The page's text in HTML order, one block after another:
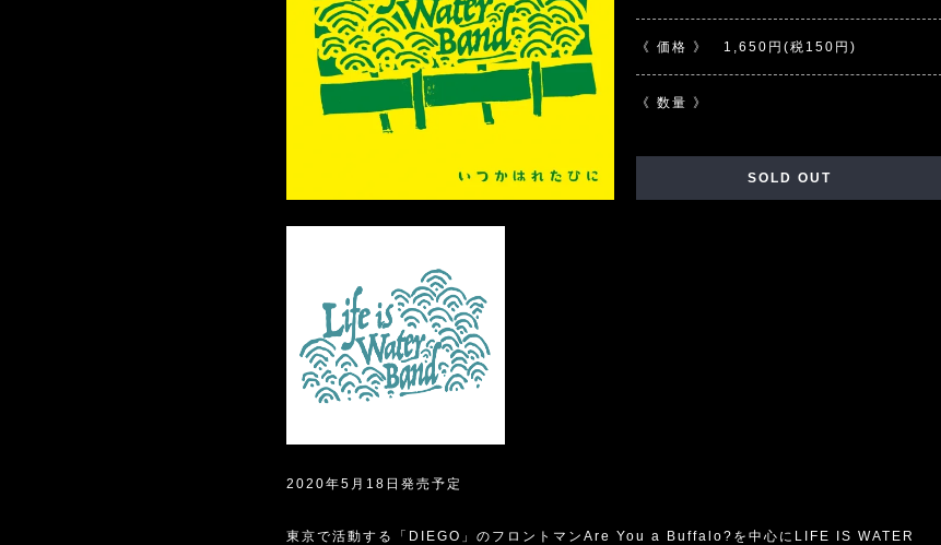
《 価格 》 1,650円(税150円)
《 数量 》
SOLD OUT
2020年5月18日発売予定
東京で活動する「DIEGO」のフロントマンAre You a Buffalo?を中心にLIFE IS WATER